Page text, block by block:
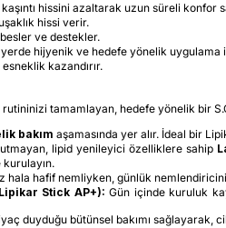
hissini azaltarak uzun süreli konfor
hissi verir.
ve destekler.
hijyenik ve hedefe yönelik uygulama
kazandırır.
tamamlayan, hedefe yönelik bir
bakım aşamasında yer alır. İdeal bir
lipid yenileyici özelliklere sahip
hala hafif nemliyken, günlük
Stick AP+): Gün içinde kuruluk
duyduğu bütünsel bakımı sağlayarak,